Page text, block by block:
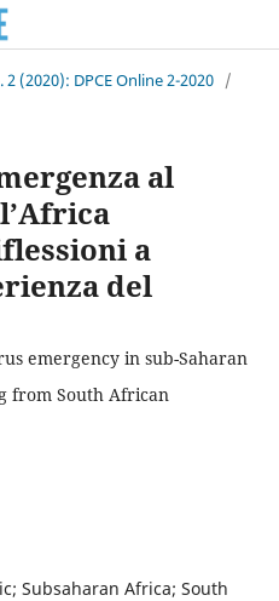
2 (2020): DPCE Online 2-2020 /
al
a
del
emergency in sub-Saharan
from South African
Subsaharan Africa; South